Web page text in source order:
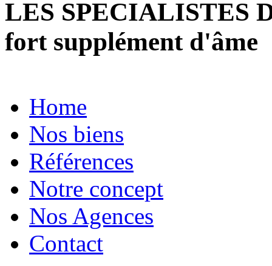
LES SPECIALISTES
fort supplément d'âme
Home
Nos biens
Références
Notre concept
Nos Agences
Contact